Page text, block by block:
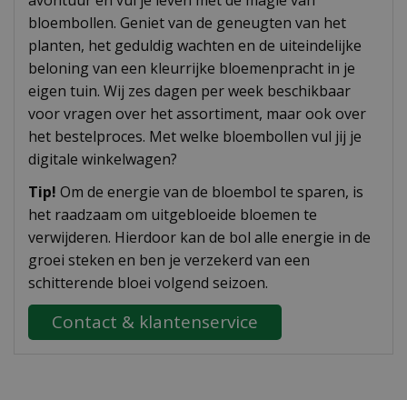
bloembollen. Geniet van de geneugten van het
planten, het geduldig wachten en de uiteindelijke
beloning van een kleurrijke bloemenpracht in je
eigen tuin. Wij zes dagen per week beschikbaar
voor vragen over het assortiment, maar ook over
het bestelproces. Met welke bloembollen vul jij je
digitale winkelwagen?
Tip! Om de energie van de bloembol te sparen, is
het raadzaam om uitgebloeide bloemen te
verwijderen. Hierdoor kan de bol alle energie in de
groei steken en ben je verzekerd van een
schitterende bloei volgend seizoen.
Contact & klantenservice